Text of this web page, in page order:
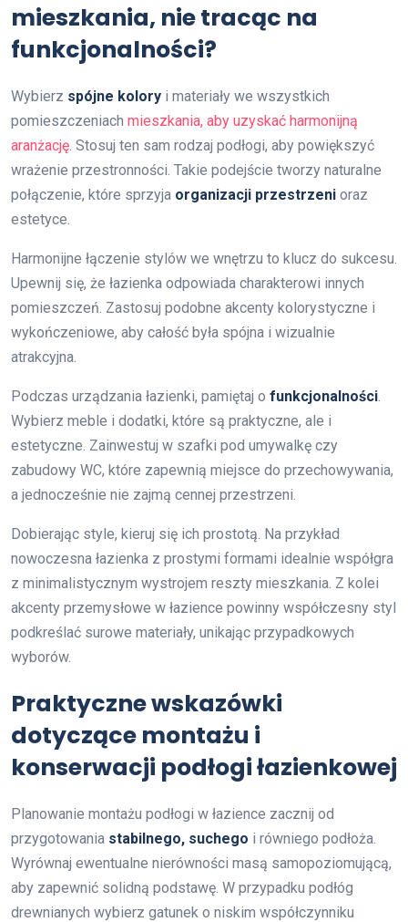
mieszkania, nie tracąc na
funkcjonalności?
Wybierz spójne kolory i materiały we wszystkich
pomieszczeniach mieszkania, aby uzyskać harmonijną
aranżację. Stosuj ten sam rodzaj podłogi, aby powiększyć
wrażenie przestronności. Takie podejście tworzy naturalne
połączenie, które sprzyja organizacji przestrzeni oraz
estetyce.
Harmonijne łączenie stylów we wnętrzu to klucz do sukcesu.
Upewnij się, że łazienka odpowiada charakterowi innych
pomieszczeń. Zastosuj podobne akcenty kolorystyczne i
wykończeniowe, aby całość była spójna i wizualnie
atrakcyjna.
Podczas urządzania łazienki, pamiętaj o funkcjonalności.
Wybierz meble i dodatki, które są praktyczne, ale i
estetyczne. Zainwestuj w szafki pod umywalkę czy
zabudowy WC, które zapewnią miejsce do przechowywania,
a jednocześnie nie zajmą cennej przestrzeni.
Dobierając style, kieruj się ich prostotą. Na przykład
nowoczesna łazienka z prostymi formami idealnie współgra
z minimalistycznym wystrojem reszty mieszkania. Z kolei
akcenty przemysłowe w łazience powinny współczesny styl
podkreślać surowe materiały, unikając przypadkowych
wyborów.
Praktyczne wskazówki
dotyczące montażu i
konserwacji podłogi łazienkowej
Planowanie montażu podłogi w łazience zacznij od
przygotowania stabilnego, suchego i równiego podłoża.
Wyrównaj ewentualne nierówności masą samopoziomującą,
aby zapewnić solidną podstawę. W przypadku podłóg
drewnianych wybierz gatunek o niskim współczynniku